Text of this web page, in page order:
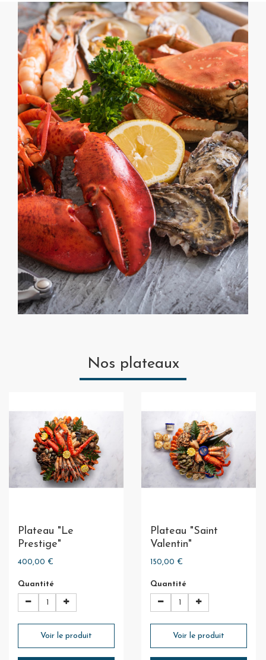
Nos plateaux
Plateau "Le
Prestige"
400,00 €
Quantité
Voir le produit
Plateau "Saint
Valentin"
150,00 €
Quantité
Voir le produit